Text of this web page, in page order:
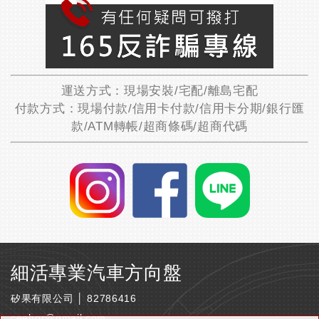
運送方式：現場安裝/宅配/離島宅配
付款方式：現場付款/信用卡付款/信用卡分期/銀行匯
款/ATM轉帳/超商條碼/超商代碼
細活專業汽車方向盤
矽果有限公司 │ 82786416